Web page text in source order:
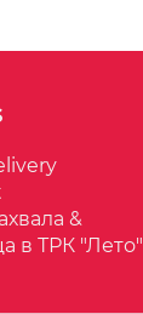
&
в ТРК "Лето"